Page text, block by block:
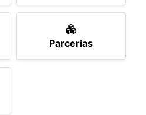
Parcerias